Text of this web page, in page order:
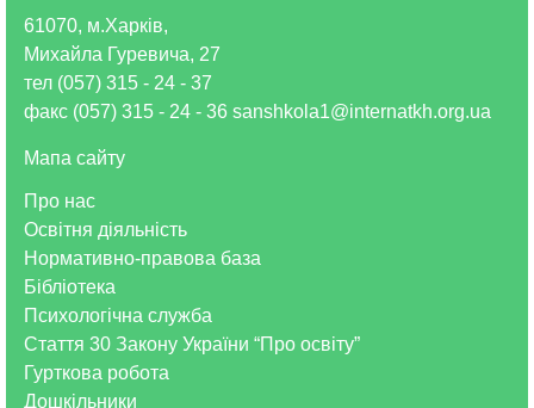
Про нас
Освітня діяльність
Нормативно-правова база
Бібліотека
Психологічна служба
Стаття 30 Закону України “Про освіту”
Гурткова робота
Дошкільники
61070, м.Харків,
Михайла Гуревича, 27
тел (057) 315 - 24 - 37
факс (057) 315 - 24 - 36 sanshkola1@internatkh.org.ua
Мапа сайту